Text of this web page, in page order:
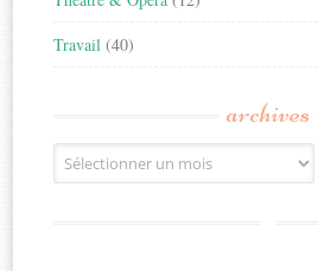
Travail (40)
archives
Archives